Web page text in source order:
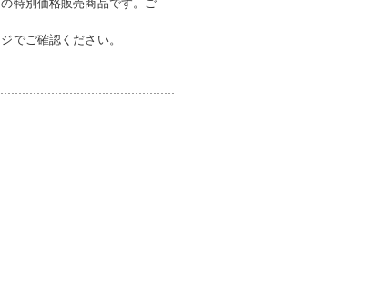
でご確認ください。